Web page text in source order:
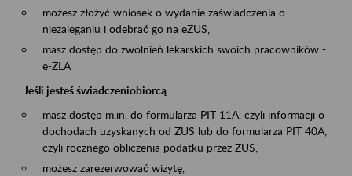
możesz złożyć wniosek o wydanie zaświadczenia o
niezaleganiu i odebrać go na eZUS,
masz dostęp do zwolnień lekarskich swoich pracowników -
e-ZLA
Jeśli jesteś świadczeniobiorcą
masz dostęp m.in. do formularza PIT 11A, czyli informacji o
dochodach uzyskanych od ZUS lub do formularza PIT 40A,
czyli rocznego obliczenia podatku przez ZUS,
możesz zarezerwować wizytę,